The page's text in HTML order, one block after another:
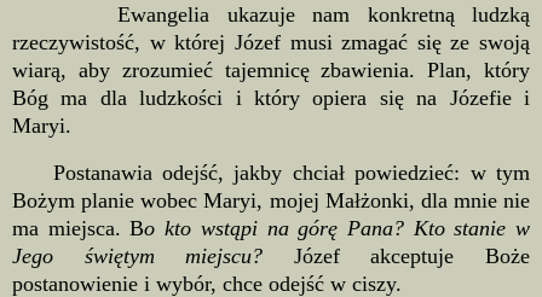
Ewangelia ukazuje nam konkretną ludzką
rzeczywistość, w której Józef musi zmagać się ze swoją
wiarą, aby zrozumieć tajemnicę zbawienia. Plan, który
Bóg ma dla ludzkości i który opiera się na Józefie i
Maryi.
Postanawia odejść, jakby chciał powiedzieć: w tym
Bożym planie wobec Maryi, mojej Małżonki, dla mnie nie
ma miejsca. Bo kto wstąpi na górę Pana? Kto stanie w
Jego świętym miejscu? Józef akceptuje Boże
postanowienie i wybór, chce odejść w ciszy.